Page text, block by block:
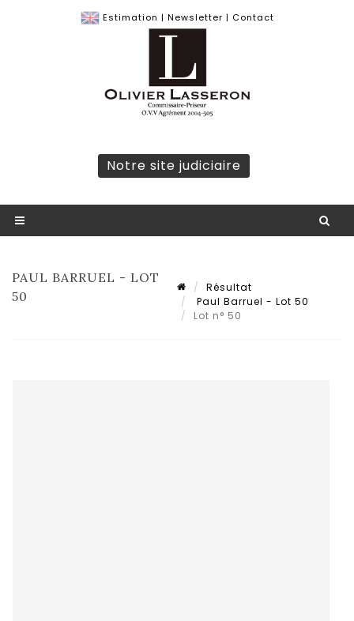
Estimation | Newsletter | Contact
Notre site judiciaire
PAUL BARRUEL - LOT
50
Résultat
Paul Barruel - Lot 50
Lot n° 50